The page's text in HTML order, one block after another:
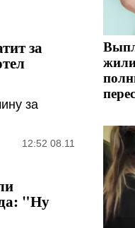
за
за
12:52 08.11
"Ну